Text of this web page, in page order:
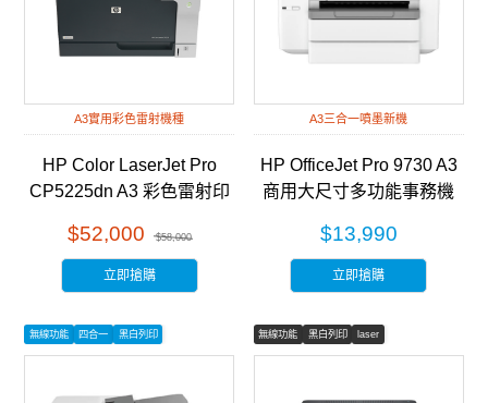
A3實用彩色雷射機種
HP Color LaserJet Pro
CP5225dn A3 彩色雷射印
$52,000 $58,000
立即搶購
A3三合一噴墨新機
HP OfficeJet Pro 9730 A3
商用大尺寸多功能事務機
$13,990
立即搶購
無線功能 四合一 黑白列印 無線功能 黑白列印 laser